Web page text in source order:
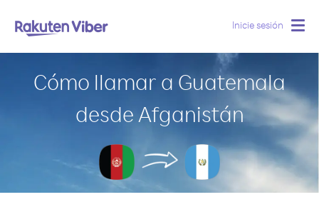
Inicie sesión
Cómo llamar a Guatemala
desde Afganistán